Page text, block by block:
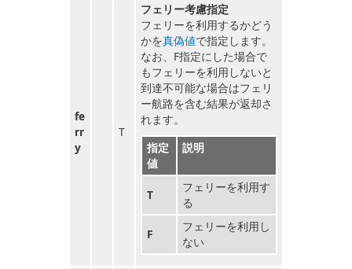
fe
rr
y
T
フェリー考慮指定
フェリーを利用するかどう
かを真偽値で指定します。
なお、F指定にした場合で
もフェリーを利用しないと
到達不可能な場合はフェリ
ー航路を含む結果が返却さ
れます。
指定
値
説明
T
フェリーを利用す
る
F
フェリーを利用し
ない